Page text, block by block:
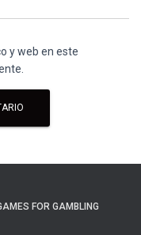
y web en este
FOR GAMBLING